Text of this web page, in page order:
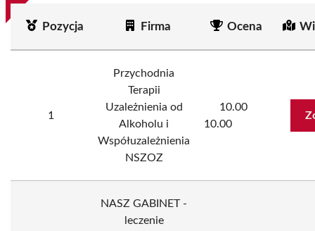
Pozycja Firma Ocena
1
Przychodnia
Terapii
Uzależnienia od
Alkoholu i
Współuzależnienia
NSZOZ
10.00
10.00
NASZ GABINET -
leczenie